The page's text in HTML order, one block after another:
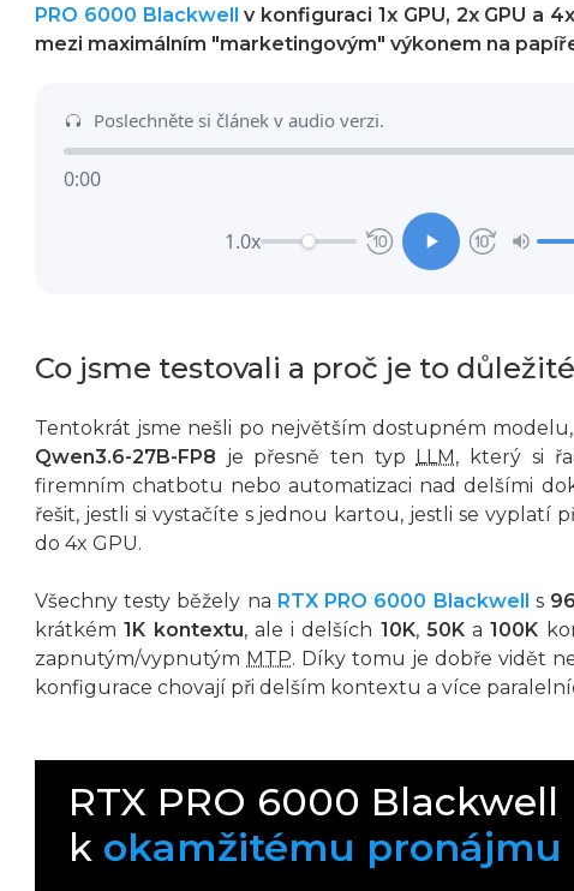
PRO 6000 Blackwell v konfiguraci 1x GPU, 2x GPU a
mezi maximálním "marketingovým" výkonem na
Poslechněte si článek v audio verzi.
0:00
1.0x
Co jsme testovali a proč je to důležité
Tentokrát jsme nešli po největším dostupném
Qwen3.6-27B-FP8 je přesně ten typ LLM, který si
firemním chatbotu nebo automatizaci nad delšími
řešit, jestli si vystačíte s jednou kartou, jestli se vyplatí
do 4x GPU.
Všechny testy běžely na RTX PRO 6000 Blackwell s
krátkém1K kontextu, ale i delších 10K, 50Ka100K
zapnutým/vypnutým MTP. Díky tomu je dobře vidět
konfigurace chovají při delším kontextu a více
RTX PRO 6000 Blackwell
k okamžitému pronájmu